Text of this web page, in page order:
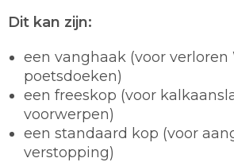
Dit kan zijn:
een vanghaak (voor verloren
poetsdoeken)
een freeskop (voor
voorwerpen)
een standaard kop (voor
verstopping)